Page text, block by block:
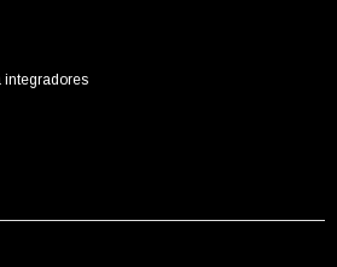
integradores